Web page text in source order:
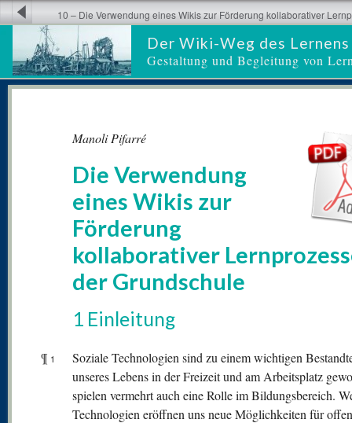
Der Wiki-Weg des Lernens
Gestaltung und Begleitung von
10 – Die Verwendung eines Wikis zur Förderung kollaborativer
Grundschule
Manoli Pifarré
Die Verwendung
eines Wikis zur
Förderung
kollaborativer
der Grundschule
1 Einleitung
¶ 1
Soziale Technologien sind zu einem wichtigen
unseres Lebens in der Freizeit und am Arbeitsplatz
spielen vermehrt auch eine Rolle im Bildungsbereich.
Technologien eröffnen uns neue Möglichkeiten für